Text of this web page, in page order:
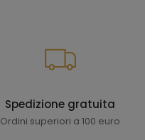
Spedizione gratuita
Ordini superiori a 100 euro